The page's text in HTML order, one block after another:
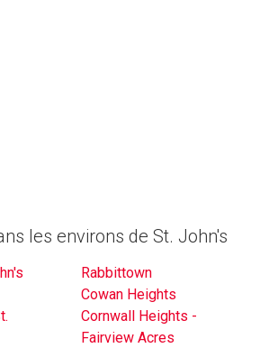
les environs de St. John's
Rabbittown
Cowan Heights
Cornwall Heights -
Fairview Acres